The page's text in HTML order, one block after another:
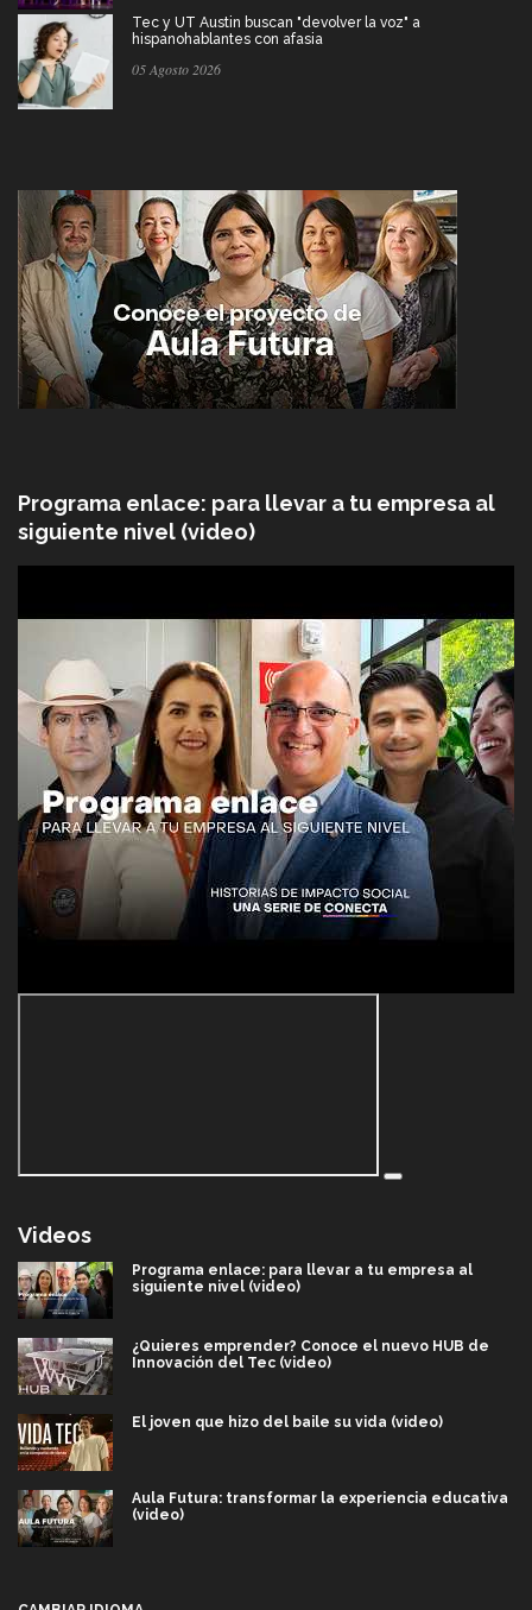
Tec y UT Austin buscan "devolver la voz" a
hispanohablantes con afasia
05 Agosto 2026
Programa enlace: para llevar a tu empresa al
siguiente nivel (video)
Videos
Programa enlace: para llevar a tu empresa al
siguiente nivel (video)
¿Quieres emprender? Conoce el nuevo HUB de
Innovación del Tec (video)
El joven que hizo del baile su vida (video)
Aula Futura: transformar la experiencia educativa
(video)